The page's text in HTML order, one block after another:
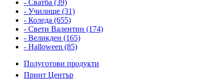
- Сватба (39)
- Училище (31)
- Коледа (655)
- Свети Валентин (174)
- Великден (165)
- Halloween (85)
Полуготови продукти
Принт Център